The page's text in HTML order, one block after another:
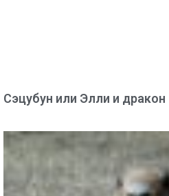
Сэцубун или Элли и дракон